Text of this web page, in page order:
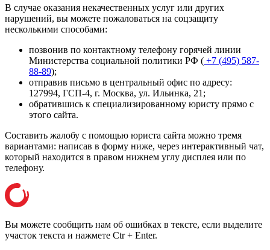
В случае оказания некачественных услуг или других
нарушений, вы можете пожаловаться на соцзащиту
несколькими способами:
позвонив по контактному телефону горячей линии
Министерства социальной политики РФ ( +7 (495) 587-
88-89);
отправив письмо в центральный офис по адресу:
127994, ГСП-4, г. Москва, ул. Ильинка, 21 ;
обратившись к специализированному юристу прямо с
этого сайта.
Составить жалобу с помощью юриста сайта можно тремя
вариантами: написав в форму ниже, через интерактивный чат,
который находится в правом нижнем углу дисплея или по
телефону.
Вы можете сообщить нам об ошибках в тексте, если выделите
участок текста и нажмете Ctr + Enter.